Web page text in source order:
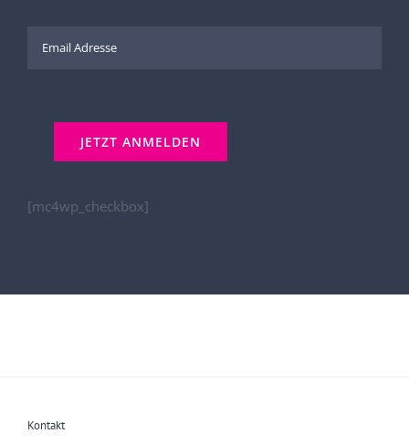
[mc4wp_checkbox]
Kontakt